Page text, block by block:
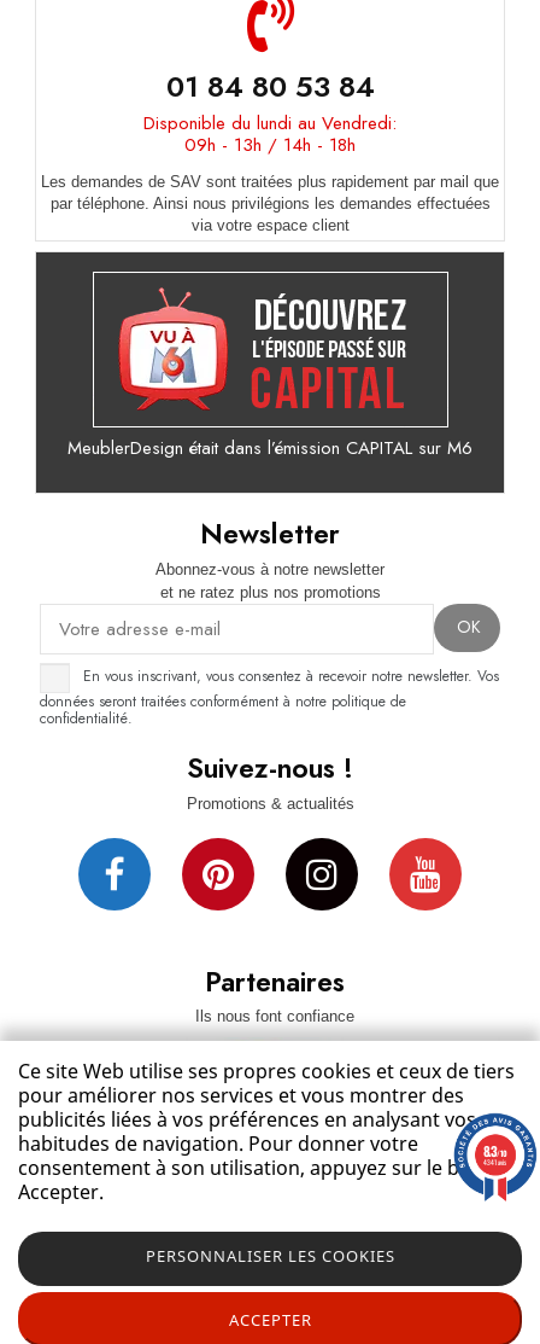
Couleurs: Beige, Tailles tête de lit: 180 cm
AJOUTER AU PANIER
01 84 80 53 84
Disponible du lundi au Vendredi:
09h - 13h / 14h - 18h
Les demandes de SAV sont traitées plus rapidement par mail que
par téléphone. Ainsi nous privilégions les demandes effectuées
via votre espace client
MeublerDesign était dans l’émission CAPITAL sur M6
Partenaires
Ils nous font confiance
Suivez-nous !
Promotions & actualités
Newsletter
Abonnez-vous à notre newsletter
et ne ratez plus nos promotions
En vous inscrivant, vous consentez à recevoir notre newsletter. Vos
données seront traitées conformément à notre politique de
confidentialité.
CONTACTEZ NOUS
NOTRE SOCIÉTÉ
Ce site Web utilise ses propres cookies et ceux de tiers
pour améliorer nos services et vous montrer des
publicités liées à vos préférences en analysant vos
habitudes de navigation. Pour donner votre
consentement à son utilisation, appuyez sur le bouton
Accepter.
PERSONNALISER LES COOKIES
ACCEPTER
8.3/10
4341 avis